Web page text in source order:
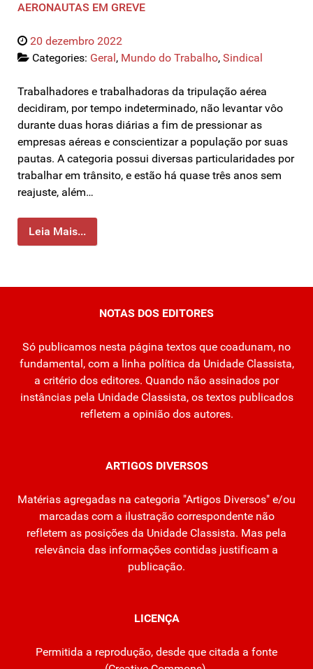
AERONAUTAS EM GREVE
20 dezembro 2022
Categories: Geral, Mundo do Trabalho, Sindical
Trabalhadores e trabalhadoras da tripulação aérea
decidiram, por tempo indeterminado, não levantar vôo
durante duas horas diárias a fim de pressionar as
empresas aéreas e conscientizar a população por suas
pautas. A categoria possui diversas particularidades por
trabalhar em trânsito, e estão há quase três anos sem
reajuste, além…
Leia Mais...
NOTAS DOS EDITORES
Só publicamos nesta página textos que coadunam, no
fundamental, com a linha política da Unidade Classista,
a critério dos editores. Quando não assinados por
instâncias pela Unidade Classista, os textos publicados
refletem a opinião dos autores.
ARTIGOS DIVERSOS
Matérias agregadas na categoria "Artigos Diversos" e/ou
marcadas com a ilustração correspondente não
refletem as posições da Unidade Classista. Mas pela
relevância das informações contidas justificam a
publicação.
LICENÇA
Permitida a reprodução, desde que citada a fonte